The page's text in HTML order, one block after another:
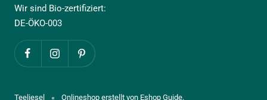
Wir sind Bio-zertifiziert:
DE-ÖKO-003
Teeliesel Onlineshop erstellt von Eshop Guide.